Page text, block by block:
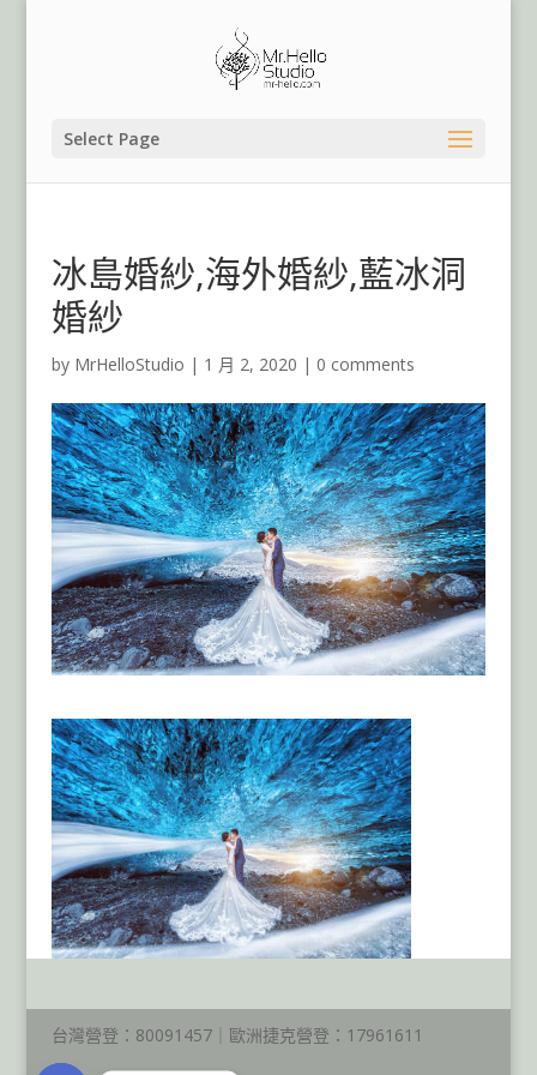
Select Page
冰島婚紗,海外婚紗,藍冰洞
婚紗
by MrHelloStudio | 1 月 2, 2020 | 0 comments
台灣營登：80091457｜歐洲捷克營登：17961611